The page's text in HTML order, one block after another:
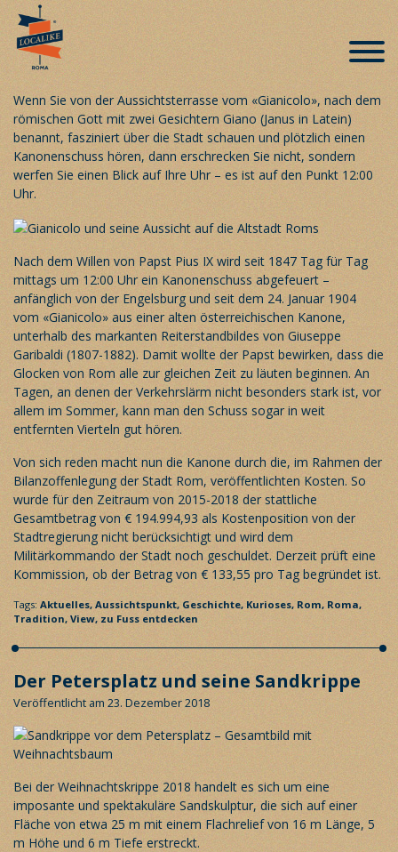
Kanonenschüsse haben ihren Preis
Veröffentlicht am 24. Januar 2019
Wenn Sie von der Aussichtsterrasse vom «Gianicolo», nach dem
römischen Gott mit zwei Gesichtern Giano (Janus in Latein)
benannt, fasziniert über die Stadt schauen und plötzlich einen
Kanonenschuss hören, dann erschrecken Sie nicht, sondern
werfen Sie einen Blick auf Ihre Uhr – es ist auf den Punkt 12:00
Uhr.
Nach dem Willen von Papst Pius IX wird seit 1847 Tag für Tag
mittags um 12:00 Uhr ein Kanonenschuss abgefeuert –
anfänglich von der Engelsburg und seit dem 24. Januar 1904
vom «Gianicolo» aus einer alten österreichischen Kanone,
unterhalb des markanten Reiterstandbildes von Giuseppe
Garibaldi (1807-1882). Damit wollte der Papst bewirken, dass die
Glocken von Rom alle zur gleichen Zeit zu läuten beginnen. An
Tagen, an denen der Verkehrslärm nicht besonders stark ist, vor
allem im Sommer, kann man den Schuss sogar in weit
entfernten Vierteln gut hören.
Von sich reden macht nun die Kanone durch die, im Rahmen der
Bilanzoffenlegung der Stadt Rom, veröffentlichten Kosten. So
wurde für den Zeitraum von 2015-2018 der stattliche
Gesamtbetrag von € 194.994,93 als Kostenposition von der
Stadtregierung nicht berücksichtigt und wird dem
Militärkommando der Stadt noch geschuldet. Derzeit prüft eine
Kommission, ob der Betrag von € 133,55 pro Tag begründet ist.
Tags: Aktuelles, Aussichtspunkt, Geschichte, Kurioses, Rom, Roma,
Tradition, View, zu Fuss entdecken
Der Petersplatz und seine Sandkrippe
Veröffentlicht am 23. Dezember 2018
Bei der Weihnachtskrippe 2018 handelt es sich um eine
imposante und spektakuläre Sandskulptur, die sich auf einer
Fläche von etwa 25 m mit einem Flachrelief von 16 m Länge, 5
m Höhe und 6 m Tiefe erstreckt.